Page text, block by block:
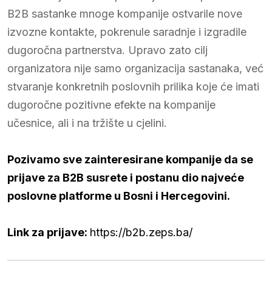
B2B sastanke mnoge kompanije ostvarile nove
izvozne kontakte, pokrenule saradnje i izgradile
dugoročna partnerstva. Upravo zato cilj
organizatora nije samo organizacija sastanaka, već
stvaranje konkretnih poslovnih prilika koje će imati
dugoročne pozitivne efekte na kompanije
učesnice, ali i na tržište u cjelini.
Pozivamo sve zainteresirane kompanije da se
prijave za B2B susrete i postanu dio najveće
poslovne platforme u Bosni i Hercegovini.
Link za prijave: https://b2b.zeps.ba/